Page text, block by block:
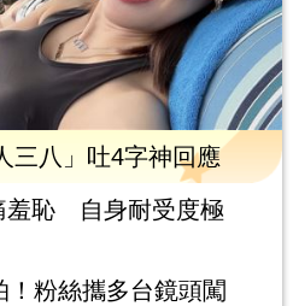
三八」吐4字神回應
羞恥 自身耐受度極
粉絲攜多台鏡頭闖